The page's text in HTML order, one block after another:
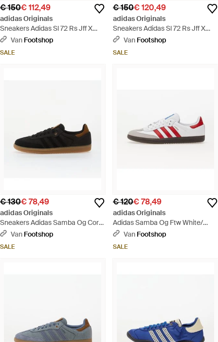
€ 150€ 112,49
adidas Originals
Sneakers Adidas Sl 72 Rs Jff X
Bob Marley Home Supplier
Colour Eur - Geel
Van Footshop
SALE
€ 150€ 120,49
adidas Originals
Sneakers Adidas Sl 72 Rs Jff X
Bob Marley Away Supplier Colour/
Eur - Zwart
Van Footshop
SALE
€ 130€ 78,49
adidas Originals
Sneakers Adidas Samba Og Core/
Supplier Colour/ Gum4 Eur -
Van Footshop
SALE
€ 120€ 78,49
adidas Originals
Adidas Samba Og Ftw White/
Better Scarlet/ Supplier Colour -
Van Footshop
SALE